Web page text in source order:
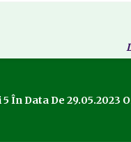
Data De